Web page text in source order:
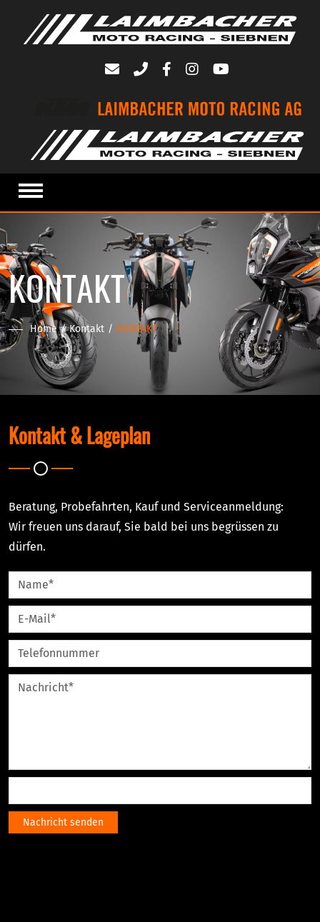
KONTAKT
Home Kontakt KONTAKT
Kontakt & Lageplan
Beratung, Probefahrten, Kauf und Serviceanmeldung:
Wir freuen uns darauf, Sie bald bei uns begrüssen zu
dürfen.
Nachricht senden